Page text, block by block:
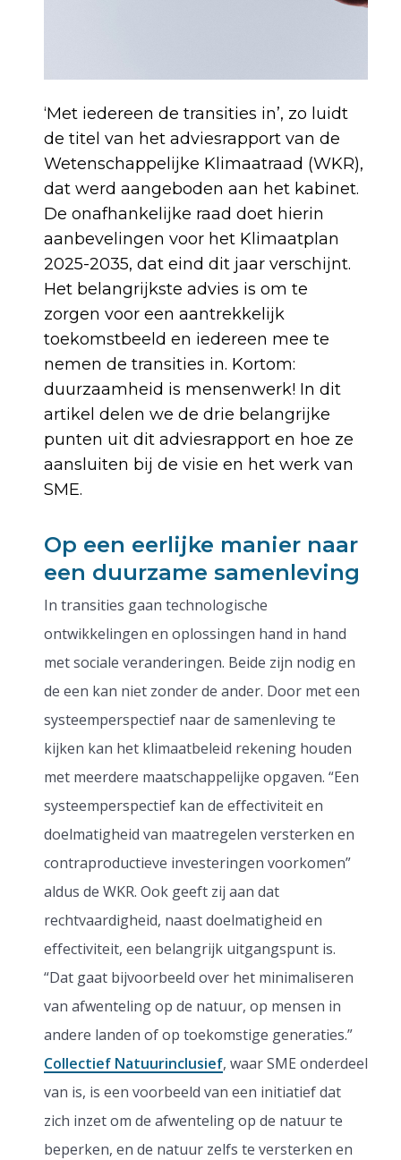
‘Met iedereen de transities in’, zo luidt
de titel van het adviesrapport van de
Wetenschappelijke Klimaatraad (WKR),
dat werd aangeboden aan het kabinet.
De onafhankelijke raad doet hierin
aanbevelingen voor het Klimaatplan
2025-2035, dat eind dit jaar verschijnt.
Het belangrijkste advies is om te
zorgen voor een aantrekkelijk
toekomstbeeld en iedereen mee te
nemen de transities in. Kortom:
duurzaamheid is mensenwerk! In dit
artikel delen we de drie belangrijke
punten uit dit adviesrapport en hoe ze
aansluiten bij de visie en het werk van
SME.
Op een eerlijke manier naar
een duurzame samenleving
In transities gaan technologische
ontwikkelingen en oplossingen hand in hand
met sociale veranderingen. Beide zijn nodig en
de een kan niet zonder de ander. Door met een
systeemperspectief naar de samenleving te
kijken kan het klimaatbeleid rekening houden
met meerdere maatschappelijke opgaven. “Een
systeemperspectief kan de effectiviteit en
doelmatigheid van maatregelen versterken en
contraproductieve investeringen voorkomen”
aldus de WKR. Ook geeft zij aan dat
rechtvaardigheid, naast doelmatigheid en
effectiviteit, een belangrijk uitgangspunt is.
“Dat gaat bijvoorbeeld over het minimaliseren
van afwenteling op de natuur, op mensen in
andere landen of op toekomstige generaties.”
Collectief Natuurinclusief, waar SME onderdeel
van is, is een voorbeeld van een initiatief dat
zich inzet om de afwenteling op de natuur te
beperken, en de natuur zelfs te versterken en